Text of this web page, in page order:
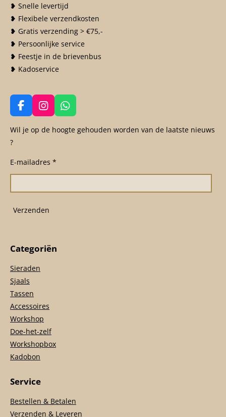
❥ Snelle levertijd
❥ Flexibele verzendkosten
❥ Gratis verzending > €75,-
❥ Persoonlijke service
❥ Feestje in de brievenbus
❥ Kadoservice
F
a
c
o
o
I
n
s
g
r
m
W
h
a
p
Wil je op de hoogte gehouden worden van de laatste nieuws
?
E-mailadres *
Verzenden
Categoriën
Sieraden
Sjaals
Tassen
Accessoires
Workshop
Doe-het-zelf
Workshopbox
Kadobon
Service
Bestellen & Betalen
Verzenden & Leveren